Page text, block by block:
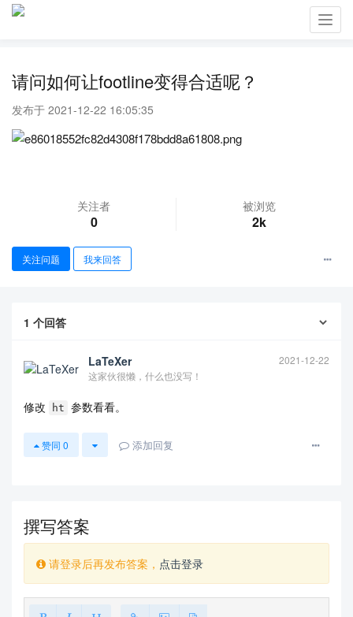
请问如何让footline变得合适呢？
发布于 2021-12-22 16:05:35
关注者
0
被浏览
2k
关注问题 我来回答
1 个回答
LaTeXer
2021-12-22
这家伙很懒，什么也没写！
修改 ht 参数看看。
赞同 0 添加回复
撰写答案
请登录后再发布答案， 点击登录